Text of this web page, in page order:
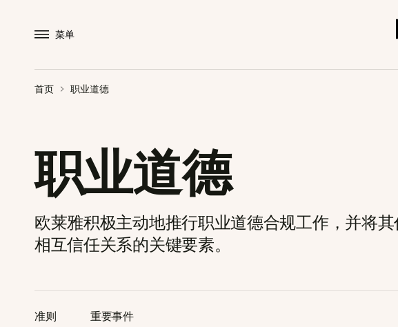
菜单
首页 职业道德
职业道德
欧莱雅积极主动地推行职业道德合规工作，并将
相互信任关系的关键要素。
准则 重要事件